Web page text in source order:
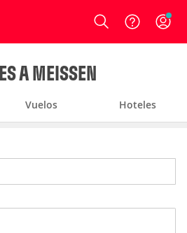
Login
A MEISSEN
Vuelos Hoteles